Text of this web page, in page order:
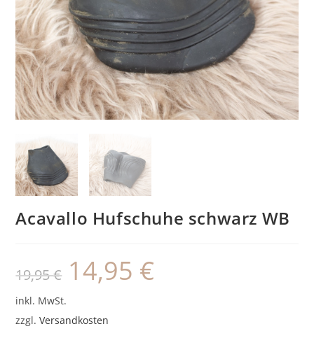
Acavallo Hufschuhe schwarz WB
19,95€
Ursprünglicher
Preis
war:
14,95 €
inkl. MwSt.
zzgl.Versandkosten